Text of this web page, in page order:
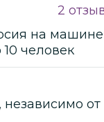
2
на машине
10 человек